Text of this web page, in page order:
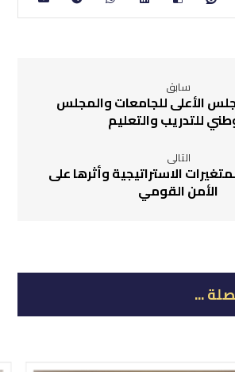
سابق
الأعلى للجامعات والمجلس
للتدريب والتعليم
التالى
الاستراتيجية وأثرها على
الأمن القومي
...